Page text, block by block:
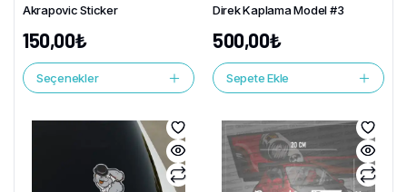
Akrapovic Sticker
150,00₺
Seçenekler
Direk Kaplama Model #3
500,00₺
Sepete Ekle